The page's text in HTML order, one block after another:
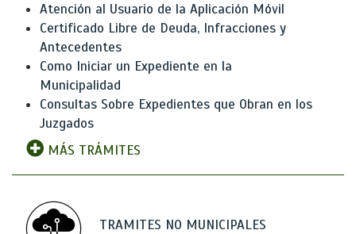
Atención al Usuario de la Aplicación Móvil
Certificado Libre de Deuda, Infracciones y
Antecedentes
Como Iniciar un Expediente en la
Municipalidad
Consultas Sobre Expedientes que Obran en los
Juzgados
MÁS TRÁMITES
TRAMITES NO MUNICIPALES